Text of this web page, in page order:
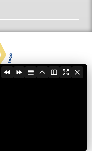
de Sécurité Sociale du Togo